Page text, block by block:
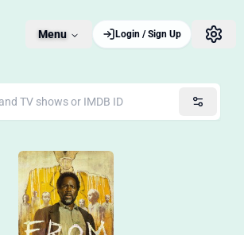
Menu Login / Sign Up